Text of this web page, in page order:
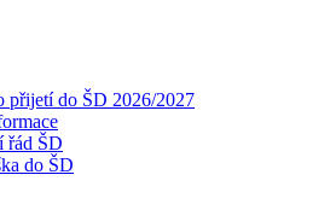
přijetí do ŠD 2026/2027
řád ŠD
do ŠD